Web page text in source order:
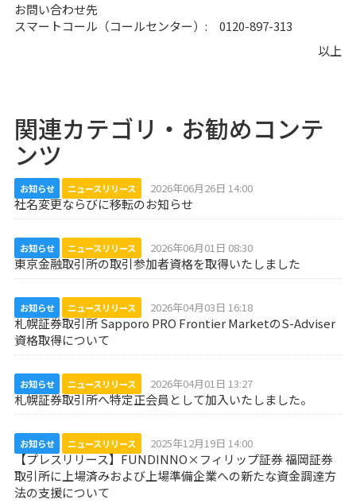
お問い合わせ先
スマートコール（コールセンター）: 0120-897-313
以上
関連カテゴリ・お勧めコンテ
ンツ
お知らせ ニュースリリース 2026年06月26日 14:00
社名変更ならびに移転のお知らせ
お知らせ ニュースリリース 2026年06月01日 08:30
東京金融取引所の取引参加者資格を取得いたしました
お知らせ ニュースリリース 2026年04月03日 16:18
札幌証券取引所 Sapporo PRO Frontier MarketのS-Adviser
資格取得について
お知らせ ニュースリリース 2026年04月01日 13:27
札幌証券取引所へ特定正会員として加入いたしました。
お知らせ ニュースリリース 2025年12月19日 14:00
【プレスリリース】FUNDINNO×フィリップ証券 福岡証券
取引所に上場済みおよび上場準備企業への新たな資金調達方
法の支援について